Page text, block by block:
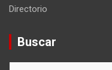
Directorio
Buscar